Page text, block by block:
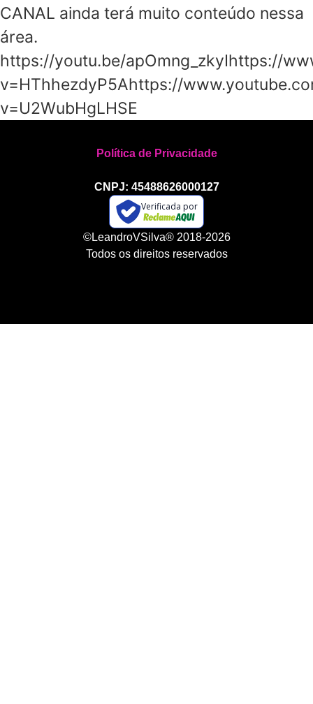
CANAL ainda terá muito conteúdo nessa
área.
https://youtu.be/apOmng_zkyIhttps://
v=HThhezdyP5Ahttps://
v=U2WubHgLHSE
Política de Privacidade
CNPJ: 45488626000127
Verificada por
©LeandroVSilva® 2018-2026
Todos os direitos reservados